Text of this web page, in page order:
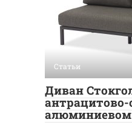
Статьи
Диван
антрацитово-
алюминиевом